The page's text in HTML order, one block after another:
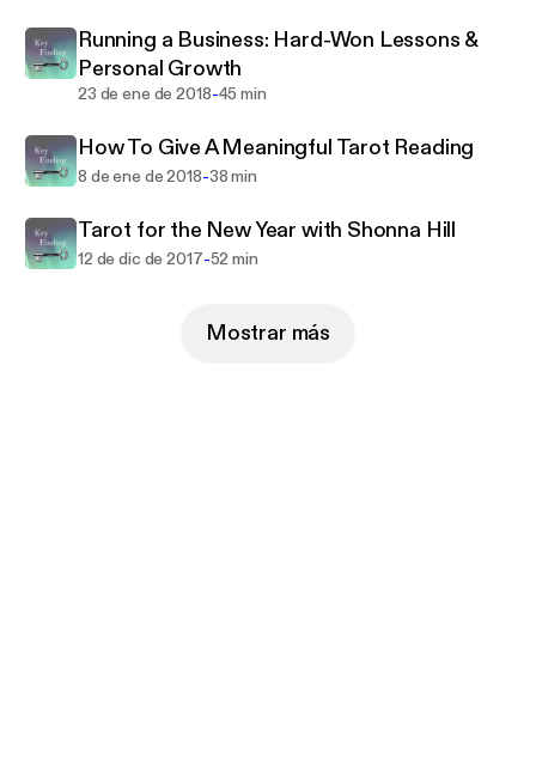
Running a Business: Hard-Won Lessons &
Personal Growth
23 de ene de 2018-45 min
How To Give A Meaningful Tarot Reading
8 de ene de 2018-38 min
Tarot for the New Year with Shonna Hill
12 de dic de 2017-52 min
Mostrar más